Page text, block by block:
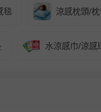
毯 涼感枕頭/
水涼感巾/涼感